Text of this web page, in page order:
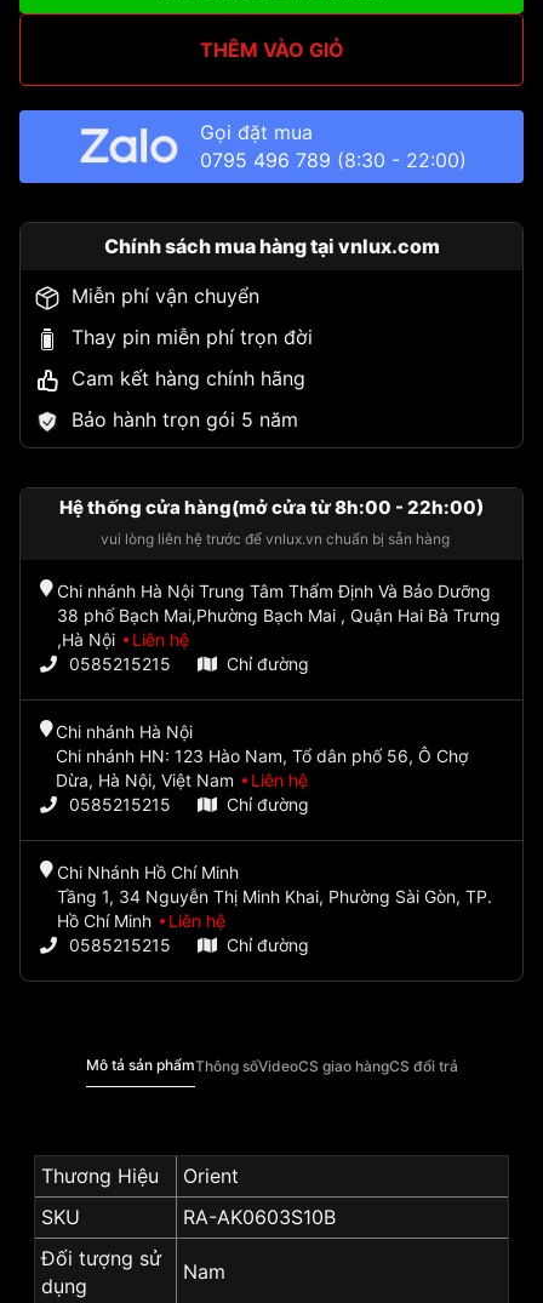
THÊM VÀO GIỎ
Gọi đặt mua
0795 496 789 (8:30 - 22:00)
Chính sách mua hàng tại vnlux.com
Miễn phí vận chuyển
Thay pin miễn phí trọn đời
Cam kết hàng chính hãng
Bảo hành trọn gói 5 năm
Hệ thống cửa hàng(mở cửa từ 8h:00 - 22h:00)
vui lòng liên hệ trước để vnlux.vn chuẩn bị sẵn hàng
Chi nhánh Hà Nội Trung Tâm Thẩm Định Và Bảo Dưỡng
38 phố Bạch Mai,Phường Bạch Mai , Quận Hai Bà Trưng
,Hà Nội
Liên hệ
0585215215
Chỉ đường
Chi nhánh Hà Nội
Chi nhánh HN: 123 Hào Nam, Tổ dân phố 56, Ô Chợ
Dừa, Hà Nội, Việt Nam
Liên hệ
0585215215
Chỉ đường
Chi Nhánh Hồ Chí Minh
Tầng 1, 34 Nguyễn Thị Minh Khai, Phường Sài Gòn, TP.
Hồ Chí Minh
Liên hệ
0585215215
Chỉ đường
Mô tả sản phẩmThông sốVideoCS giao hàngCS đổi trả
Thương Hiệu
Orient
SKU
RA-AK0603S10B
Đối tượng sử
dụng
Nam